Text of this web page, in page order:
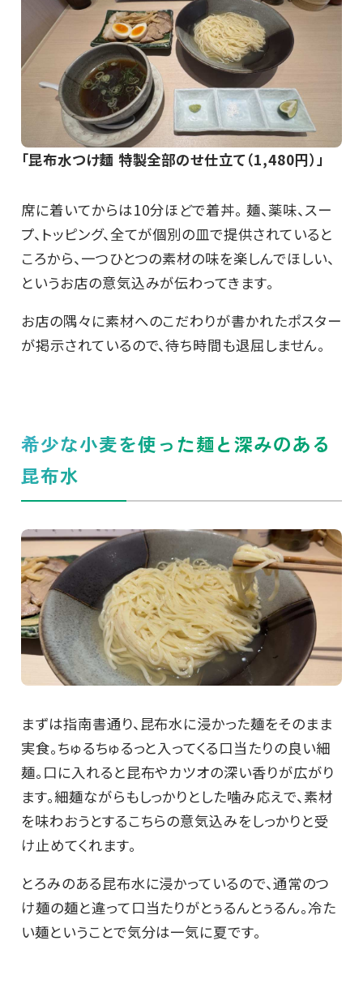
「昆布水つけ麵 特製全部のせ仕立て（1,480円）」
席に着いてからは10分ほどで着丼。 麺、薬味、スー
プ、トッピング、全てが個別の皿で提供されていると
ころから、一つひとつの素材の味を楽しんでほしい、
というお店の意気込みが伝わってきます。
お店の隅々に素材へのこだわりが書かれたポスター
が掲示されているので、待ち時間も退屈しません。
希少な小麦を使った麺と深みのある
昆布水
まずは指南書通り、昆布水に浸かった麺をそのまま
実食。ちゅるちゅるっと入ってくる口当たりの良い細
麺。口に入れると昆布やカツオの深い香りが広がり
ます。細麺ながらもしっかりとした噛み応えで、素材
を味わおうとするこちらの意気込みをしっかりと受
け止めてくれます。
とろみのある昆布水に浸かっているので、通常のつ
け麺の麺と違って口当たりがとぅるんとぅるん。冷た
い麺ということで気分は一気に夏です。